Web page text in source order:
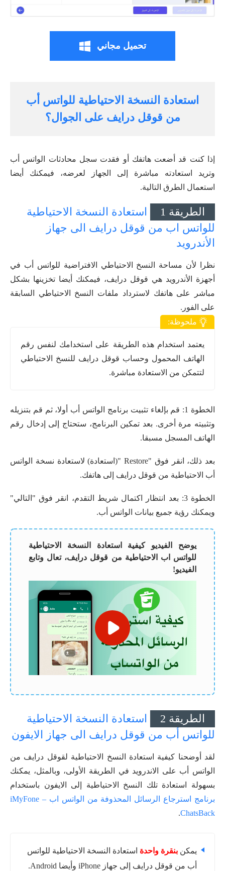
تحميل مجاني
استعادة النسخة الاحتياطية للواتس أب
من قوقل درايف على الجوال؟
إذا كنت قد أضعت هاتفك أو فقدت سجل محادثات الواتس أب
وتريد استعادته مباشرة إلى الجهاز لعرضه، فيمكنك أيضا
استعمال الطرق التالية.
الطريقة 1
استعادة النسخة الاحتياطية
للواتس اب من قوقل درايف الى جهاز
الأندرويد
نظرا لأن مساحة النسخ الاحتياطي الافتراضية للواتس أب في
أجهزة الأندرويد هي قوقل درايف، فيمكنك أيضا تخزينها بشكل
مباشر على هاتفك لاسترداد ملفات النسخ الاحتياطي السابقة
على الفور.
ملحوظة:
يعتمد استخدام هذه الطريقة على استخدامك لنفس رقم
الهاتف المحمول وحساب قوقل درايف للنسخ الاحتياطي
لتتمكن من الاستعادة مباشرة.
الخطوة 1: قم بإلغاء تثبيت برنامج الواتس أب أولا، ثم قم بتنزيله
وتثبيته مرة أخرى. بعد تمكين البرنامج، ستحتاج إلى إدخال رقم
الهاتف المسجل مسبقا.
بعد ذلك، انقر فوق "Restore "(استعادة) لاستعادة نسخة الواتس
أب الاحتياطية من قوقل درايف إلى هاتفك.
الخطوة 3: بعد انتظار اكتمال شريط التقدم، انقر فوق "التالي"
ويمكنك رؤية جميع بيانات الواتس أب.
يوضح الفيديو كيفية استعادة النسخة الاحتياطية
للواتس اب الاحتياطية من قوقل درايف، تعال وتابع
الفيديو!
الطريقة 2
استعادة النسخة الاحتياطية
للواتس أب من قوقل درايف الى جهاز الايفون
لقد أوضحنا كيفية استعادة النسخ الاحتياطية لقوقل درايف من
الواتس أب على الاندرويد في الطريقة الأولى، وبالمثل، يمكنك
بسهولة استعادة تلك النسخ الاحتياطية إلى الايفون باستخدام
برنامج استرجاع الرسائل المحذوفة من الواتس اب – iMyFone
ChatsBack
.
يمكن بنقرة واحدة استعادة النسخة الاحتياطية للواتس
أب من قوقل درايف إلى جهاز iPhone وأيضا Android.